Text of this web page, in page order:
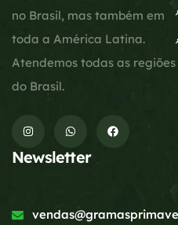
no Brasil, mas também em
toda a América Latina.
Atendemos todas as regiões
do Brasil.
Newsletter